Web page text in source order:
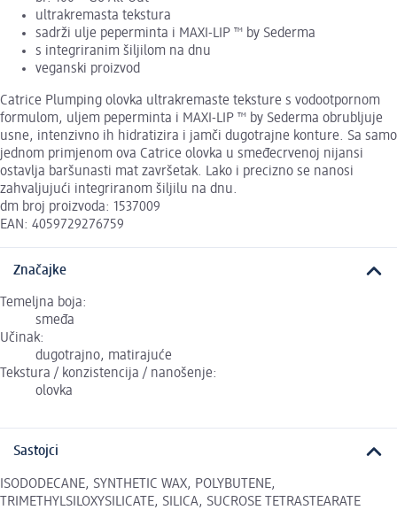
ultrakremasta tekstura
sadrži ulje peperminta i MAXI-LIP ™ by Sederma
s integriranim šiljilom na dnu
veganski proizvod
Catrice Plumping olovka ultrakremaste teksture s vodootpornom
formulom, uljem peperminta i MAXI-LIP ™ by Sederma obrubljuje
usne, intenzivno ih hidratizira i jamči dugotrajne konture. Sa samo
jednom primjenom ova Catrice olovka u smeđecrvenoj nijansi
ostavlja baršunasti mat završetak. Lako i precizno se nanosi
zahvaljujući integriranom šiljilu na dnu.
dm broj proizvoda: 1537009
EAN: 4059729276759
Značajke
Temeljna boja:
smeđa
Učinak:
dugotrajno, matirajuće
Tekstura / konzistencija / nanošenje:
olovka
Sastojci
ISODODECANE, SYNTHETIC WAX, POLYBUTENE,
TRIMETHYLSILOXYSILICATE, SILICA, SUCROSE TETRASTEARATE